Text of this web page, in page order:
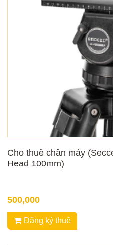
Cho thuê chân máy
Head 100mm)
500,000
Đăng ký thuê